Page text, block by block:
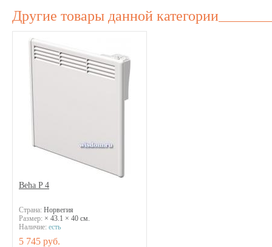
Другие товары данной категории
Beha P 4
Страна: Норвегия
Размер: × 43.1 × 40 см.
Наличие: есть
5 745 руб.